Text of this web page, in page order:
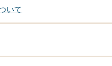
いて